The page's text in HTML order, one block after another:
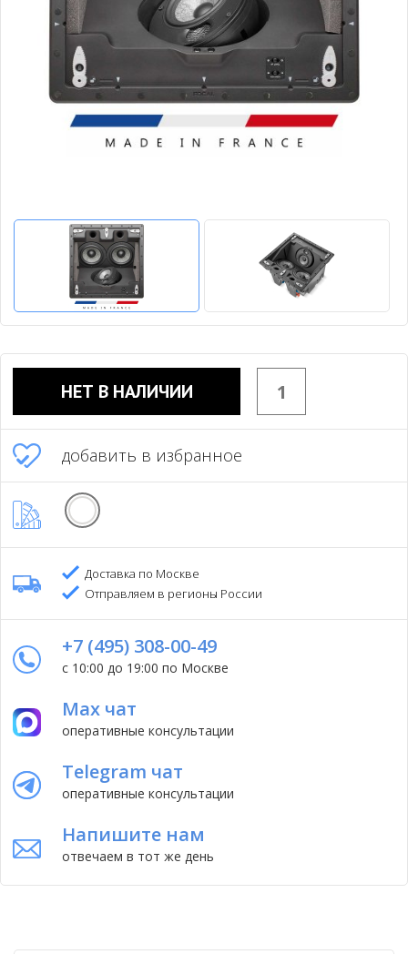
НЕТ В НАЛИЧИИ
добавить в избранное
Доставка по Москве
Отправляем в регионы России
+7 (495) 308-00-49
с 10:00 до 19:00 по Москве
Max чат
оперативные консультации
Telegram чат
оперативные консультации
Напишите нам
отвечаем в тот же день